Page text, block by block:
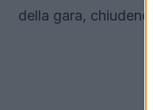
della gara,